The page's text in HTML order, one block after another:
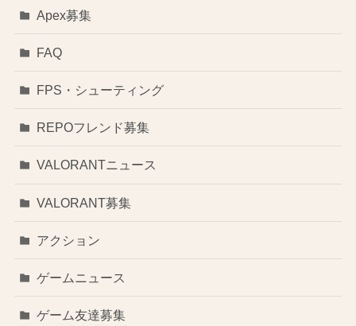
Apex募集
FAQ
FPS・シューティング
REPOフレンド募集
VALORANTニュース
VALORANT募集
アクション
ゲームニュース
ゲーム友達募集